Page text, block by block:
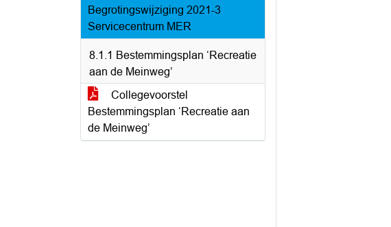
Begrotingswijziging 2021-3
Servicecentrum MER
8.1.1 Bestemmingsplan ‘Recreatie
aan de Meinweg’
Collegevoorstel
Bestemmingsplan ‘Recreatie aan
de Meinweg’